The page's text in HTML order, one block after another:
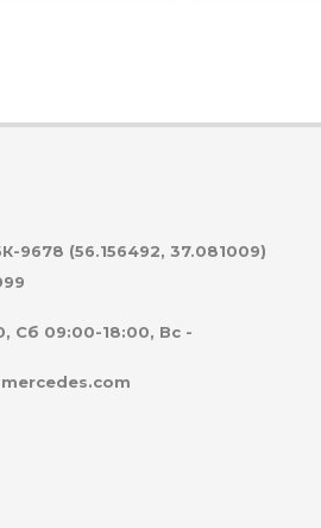
9678 (56.156492, 37.081009)
Сб 09:00-18:00, Вс -